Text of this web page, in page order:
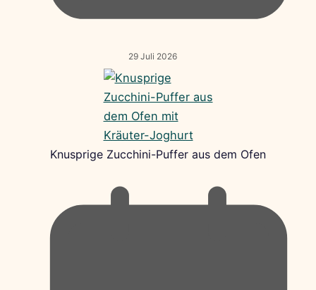
29 Juli 2026
Knusprige Zucchini-Puffer aus dem Ofen